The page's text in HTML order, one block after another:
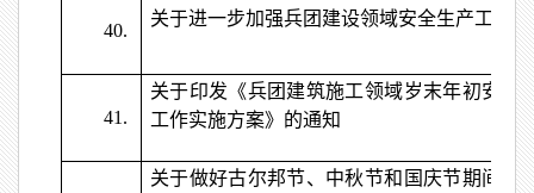
40.
关于进一步加强兵团建设领域安全生产工作
41.
关于印发《兵团建筑施工领域岁末年初安全
工作实施方案》的通知
关于做好古尔邦节、中秋节和国庆节期间安